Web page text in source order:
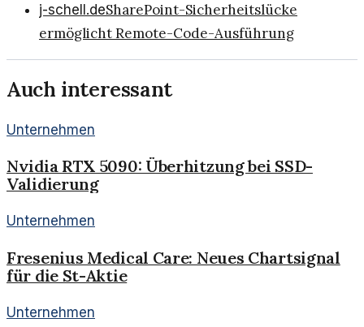
j-schell.deSharePoint-Sicherheitslücke
ermöglicht Remote-Code-Ausführung
Auch interessant
Unternehmen
Nvidia RTX 5090: Überhitzung bei SSD-
Validierung
Unternehmen
Fresenius Medical Care: Neues Chartsignal
für die St-Aktie
Unternehmen